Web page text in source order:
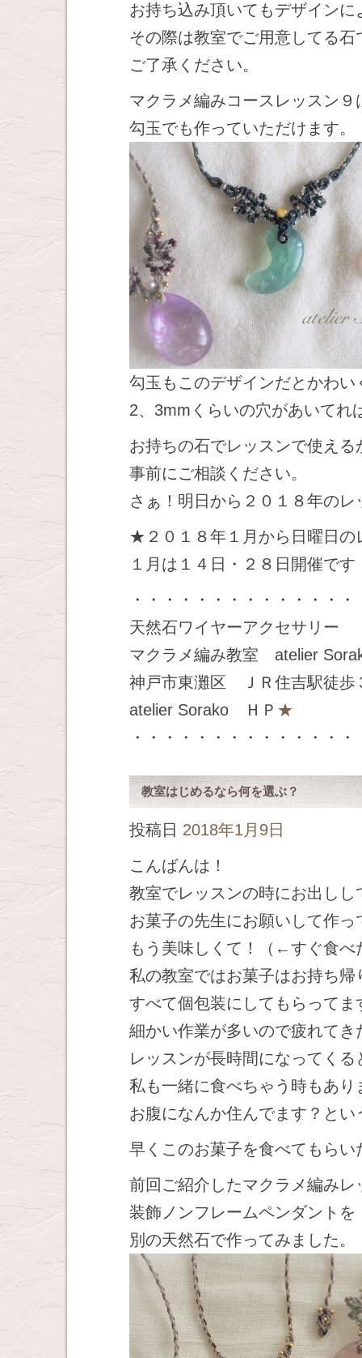
お持ち込み頂いてもデザイン
その際は教室でご用意してる
ご了承ください。
マクラメ編みコースレッスン９
勾玉でも作っていただけます。
勾玉もこのデザインだとかわい
2、3mmくらいの穴があいてれ
お持ちの石でレッスンで使える
事前にご相談ください。
さぁ！明日から２０１８年の
★２０１８年１月から日曜日の
１月は１４日・２８日開催です
・・・・・・・・・・・・・・
天然石ワイヤーアクセサリー
マクラメ編み教室 atelier
神戸市東灘区 ＪＲ住吉駅徒歩
atelier Sorako ＨＰ ★
・・・・・・・・・・・・・・
教室はじめるなら何を選ぶ？
投稿日 2018年1月9日
こんばんは！
教室でレッスンの時にお出し
お菓子の先生にお願いして作
もう美味しくて！（←すぐ食べ
私の教室ではお菓子はお持ち
すべて個包装にしてもらってま
細かい作業が多いので疲れて
レッスンが長時間になってくる
私も一緒に食べちゃう時もあり
お腹になんか住んでます？と
早くこのお菓子を食べてもらい
前回ご紹介したマクラメ編みレ
装飾ノンフレームペンダントを
別の天然石で作ってみました。